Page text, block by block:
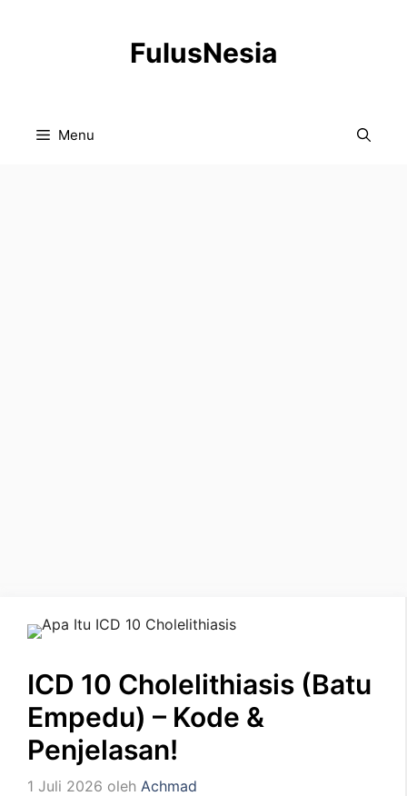
FulusNesia
Menu
ICD 10 Cholelithiasis (Batu
Empedu) – Kode &
Penjelasan!
1 Juli 2026 oleh Achmad